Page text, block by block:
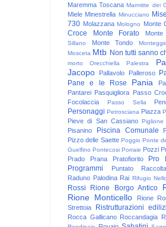
Maremma Toscana Marmitte dei
Miele Minestrella Minucciano
730 Molazzana Mologno Monte
Croce
Monte Forato
Sillano
Monte Tondo
Mosceta Mtb Non tutti sanno
morto
Orecchiella Palestra
Jacopo
Pallavolo Palleroso
Pane e le Rose Pania
Pantarei Pasquigliora Passo
Focolaccia
Passo Sella
Personaggi Petrosciana Piazza
Pieve di San Cassiano Piglione
Pisanino Piscina Comunale
Pizzo delle Saette Poggio Ponte
Guelfino Pontecosi Porraie Pozzi
Prado
Prana Pratofiorito Pro
Programmi Puntato
Raduno Palodina Rai Rifugio
Rossi
Rione Borgo Antico
Rione Monticello
Rione
Strettoia
Ristrutturazioni
Rocca Gallicano Roccandagia